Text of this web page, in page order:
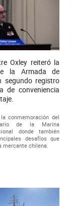
Oxley reiteró la
la Armada de
segundo registro
de conveniencia
conmemoración del
de la Marina
donde también
desafíos que
mercante chilena.